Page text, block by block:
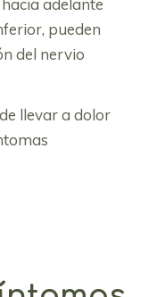
adelante
pueden
del nervio
llevar a dolor